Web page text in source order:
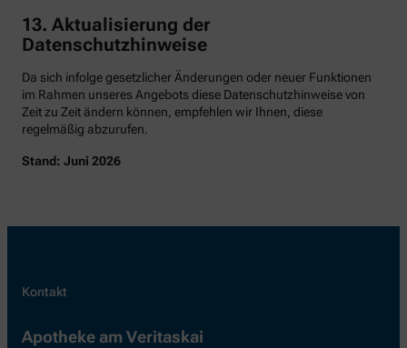
13. Aktualisierung der
Datenschutzhinweise
Da sich infolge gesetzlicher Änderungen oder neuer Funktionen
im Rahmen unseres Angebots diese Datenschutzhinweise von
Zeit zu Zeit ändern können, empfehlen wir Ihnen, diese
regelmäßig abzurufen.
Stand: Juni 2026
Kontakt
Apotheke am Veritaskai